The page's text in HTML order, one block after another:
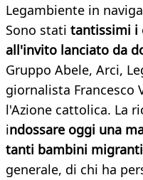
Legambiente in
Sono stati tantissimi i
all'invito lanciato da
Gruppo Abele, Arci,
giornalista Francesco
l'Azione cattolica. La
indossare oggi una
tanti bambini
generale, di chi ha